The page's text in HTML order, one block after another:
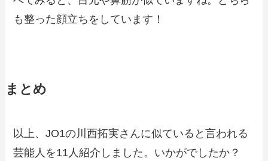
も整った顔立ちをしています！
まとめ
以上、JO1の川西拓実さんに似ていると言われる
芸能人を11人紹介しました。いかがでしたか？